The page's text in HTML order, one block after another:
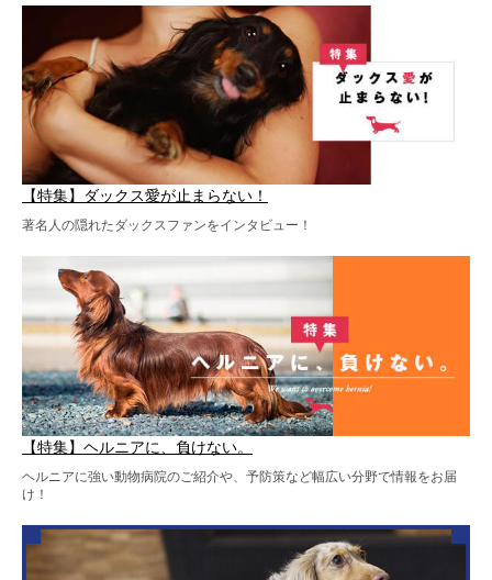
【特集】ダックス愛が止まらない！
著名人の隠れたダックスファンをインタビュー！
【特集】ヘルニアに、負けない。
ヘルニアに強い動物病院のご紹介や、予防策など幅広い分野で情報をお届
け！